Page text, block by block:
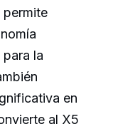
la
en
al X5